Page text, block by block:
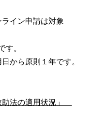
イン申請は対象
す。
から原則１年です。
法の適用状況」